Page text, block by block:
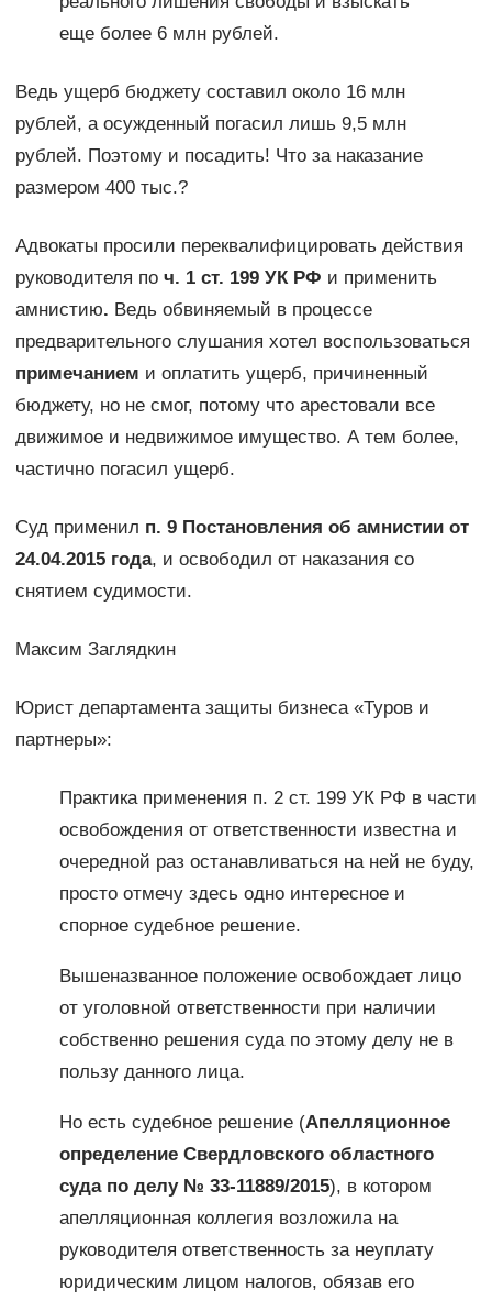
еще более 6 млн рублей.
Ведь ущерб бюджету составил около 16 млн
рублей, а осужденный погасил лишь 9,5 млн
рублей. Поэтому и посадить! Что за наказание
размером 400 тыс.?
Адвокаты просили переквалифицировать действия
руководителя по ч. 1 ст. 199 УК РФ и применить
амнистию. Ведь обвиняемый в процессе
предварительного слушания хотел воспользоваться
примечанием и оплатить ущерб, причиненный
бюджету, но не смог, потому что арестовали все
движимое и недвижимое имущество. А тем более,
частично погасил ущерб.
Суд применил п. 9 Постановления об амнистии от
24.04.2015 года, и освободил от наказания со
снятием судимости.
Максим Заглядкин
Юрист департамента защиты бизнеса «Туров и
партнеры»:
Практика применения п. 2 ст. 199 УК РФ в части
освобождения от ответственности известна и
очередной раз останавливаться на ней не буду,
просто отмечу здесь одно интересное и
спорное судебное решение.
Вышеназванное положение освобождает лицо
от уголовной ответственности при наличии
собственно решения суда по этому делу не в
пользу данного лица.
Но есть судебное решение (Апелляционное
определение Свердловского областного
суда по делу № 33-11889/2015), в котором
апелляционная коллегия возложила на
руководителя ответственность за неуплату
юридическим лицом налогов, обязав его